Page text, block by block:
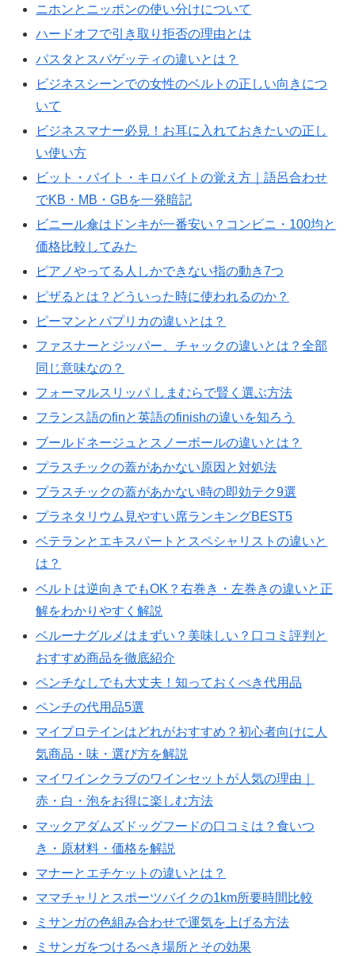
ニホンとニッポンの使い分けについて
ハードオフで引き取り拒否の理由とは
パスタとスパゲッティの違いとは？
ビジネスシーンでの女性のベルトの正しい向きにつ
いて
ビジネスマナー必見！お耳に入れておきたいの正し
い使い方
ビット・バイト・キロバイトの覚え方｜語呂合わせ
でKB・MB・GBを一発暗記
ビニール傘はドンキが一番安い？コンビニ・100均と
価格比較してみた
ピアノやってる人しかできない指の動き7つ
ピザるとは？どういった時に使われるのか？
ピーマンとパプリカの違いとは？
ファスナーとジッパー、チャックの違いとは？全部
同じ意味なの？
フォーマルスリッパ しまむらで賢く選ぶ方法
フランス語のfinと英語のfinishの違いを知ろう
ブールドネージュとスノーボールの違いとは？
プラスチックの蓋があかない原因と対処法
プラスチックの蓋があかない時の即効テク9選
プラネタリウム見やすい席ランキングBEST5
ベテランとエキスパートとスペシャリストの違いと
は？
ベルトは逆向きでもOK？右巻き・左巻きの違いと正
解をわかりやすく解説
ベルーナグルメはまずい？美味しい？口コミ評判と
おすすめ商品を徹底紹介
ペンチなしでも大丈夫！知っておくべき代用品
ペンチの代用品5選
マイプロテインはどれがおすすめ？初心者向けに人
気商品・味・選び方を解説
マイワインクラブのワインセットが人気の理由｜
赤・白・泡をお得に楽しむ方法
マックアダムズドッグフードの口コミは？食いつ
き・原材料・価格を解説
マナーとエチケットの違いとは？
ママチャリとスポーツバイクの1km所要時間比較
ミサンガの色組み合わせで運気を上げる方法
ミサンガをつけるべき場所とその効果